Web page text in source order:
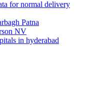
for normal delivery
Patna
NV
in hyderabad